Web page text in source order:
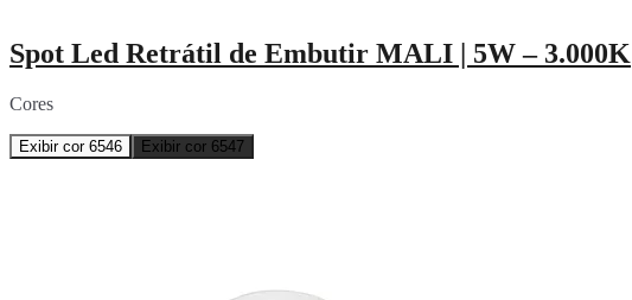
Spot Led Retrátil de Embutir MALI | 5W – 3.000K
Cores
Exibir cor 6546 Exibir cor 6547